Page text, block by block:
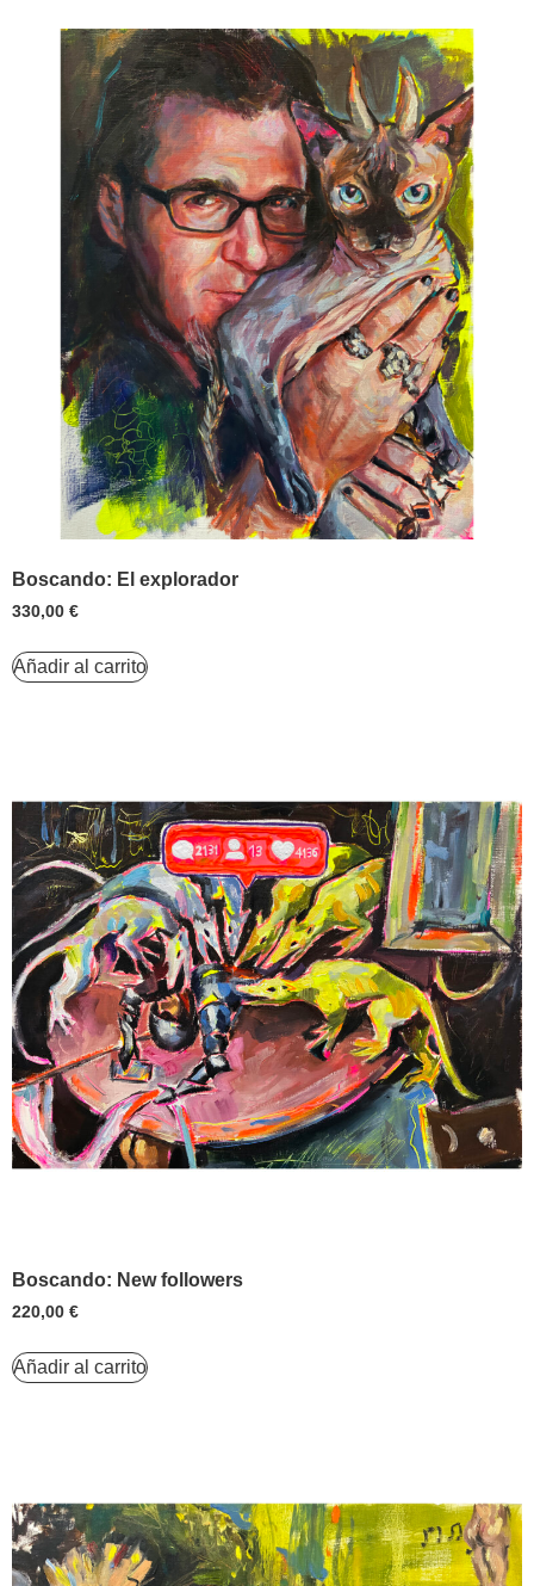
Boscando: El explorador
330,00 €
Añadir al carrito
Boscando: New followers
220,00 €
Añadir al carrito